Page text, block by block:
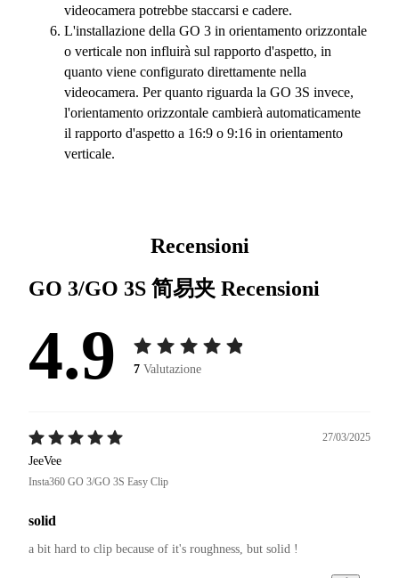
videocamera potrebbe staccarsi e cadere.
L'installazione della GO 3 in orientamento orizzontale
o verticale non influirà sul rapporto d'aspetto, in
quanto viene configurato direttamente nella
videocamera. Per quanto riguarda la GO 3S invece,
l'orientamento orizzontale cambierà automaticamente
il rapporto d'aspetto a 16:9 o 9:16 in orientamento
verticale.
Recensioni
GO 3/GO 3S 简易夹 Recensioni
4.9 7 Valutazione
27/03/2025
JeeVee
Insta360 GO 3/GO 3S Easy Clip
solid
a bit hard to clip because of it's roughness, but solid !